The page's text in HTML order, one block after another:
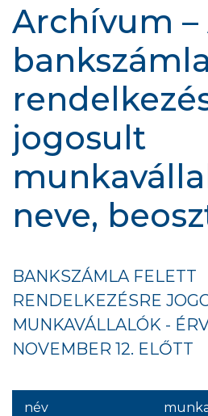
Archívum –
jogosult
neve,
BANKSZÁMLA FELETT
RENDELKEZÉSRE
MUNKAVÁLLALÓK -
NOVEMBER 12. ELŐTT
név